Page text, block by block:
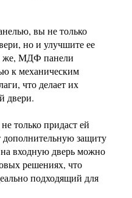
вы не только
но и улучшите ее
же, МДФ панели
к механическим
что делает их
двери.
только придаст ей
дополнительную защиту
входную дверь можно
решениях, что
подходящий для